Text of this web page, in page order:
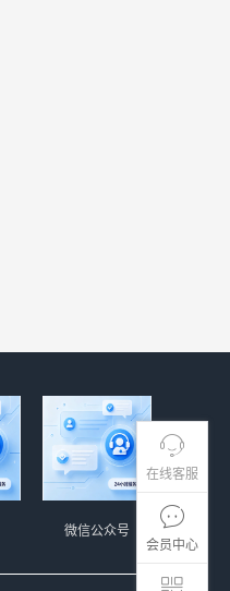
在线客服
会员中心
微信公众号